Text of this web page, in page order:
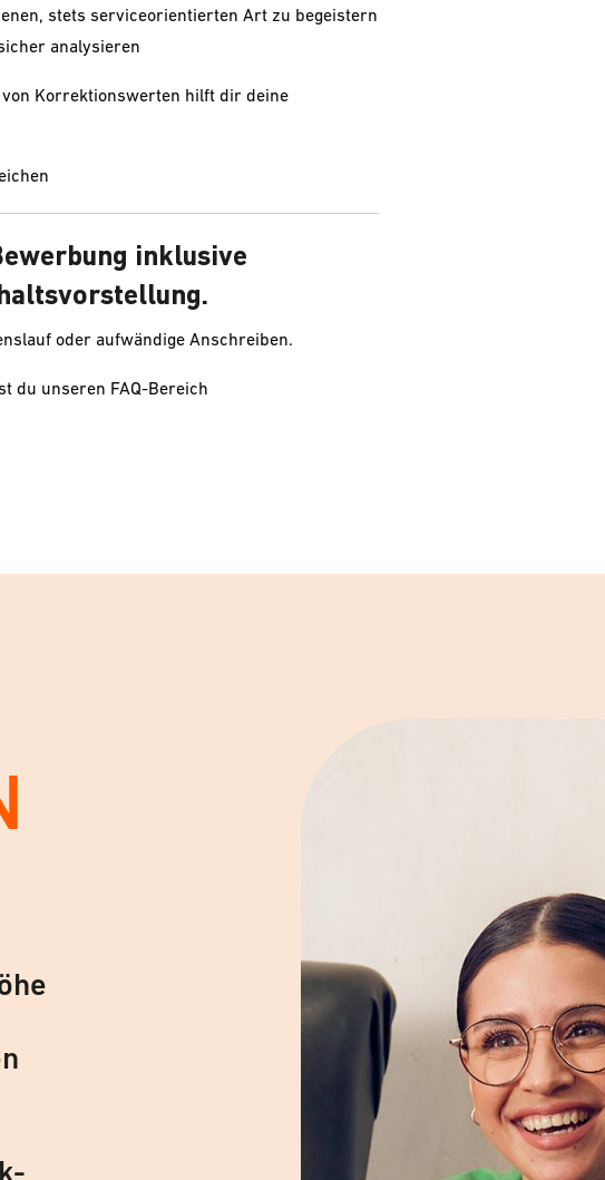
stets serviceorientierten Art zu begeistern
analysieren
Korrektionswerten hilft dir deine
inklusive
oder aufwändige Anschreiben.
du unseren FAQ-Bereich